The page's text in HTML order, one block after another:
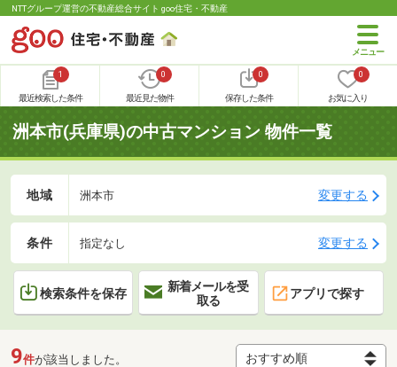
NTTグループ運営の不動産総合サイト goo住宅・不動産
1
最近検索した条件
0
最近見た物件
0
保存した条件
0
お気に入り
洲本市(兵庫県)の中古マンション 物件一覧
地域 洲本市 変更する
条件 指定なし 変更する
検索条件を保存
新着メールを受
取る
アプリで探す
9件が該当しました。